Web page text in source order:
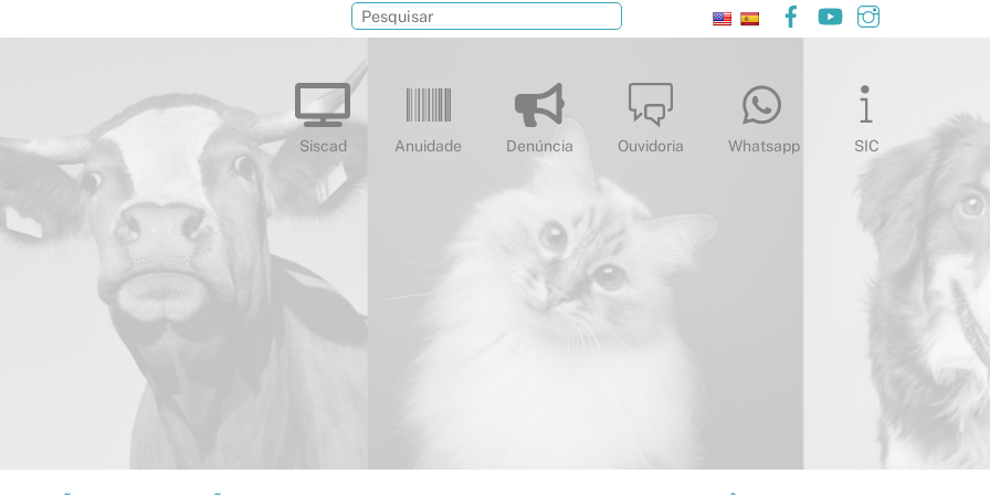
Facebook
YouTube
Siscad Anuidade Denúncia Ouvidoria Whatsapp SIC